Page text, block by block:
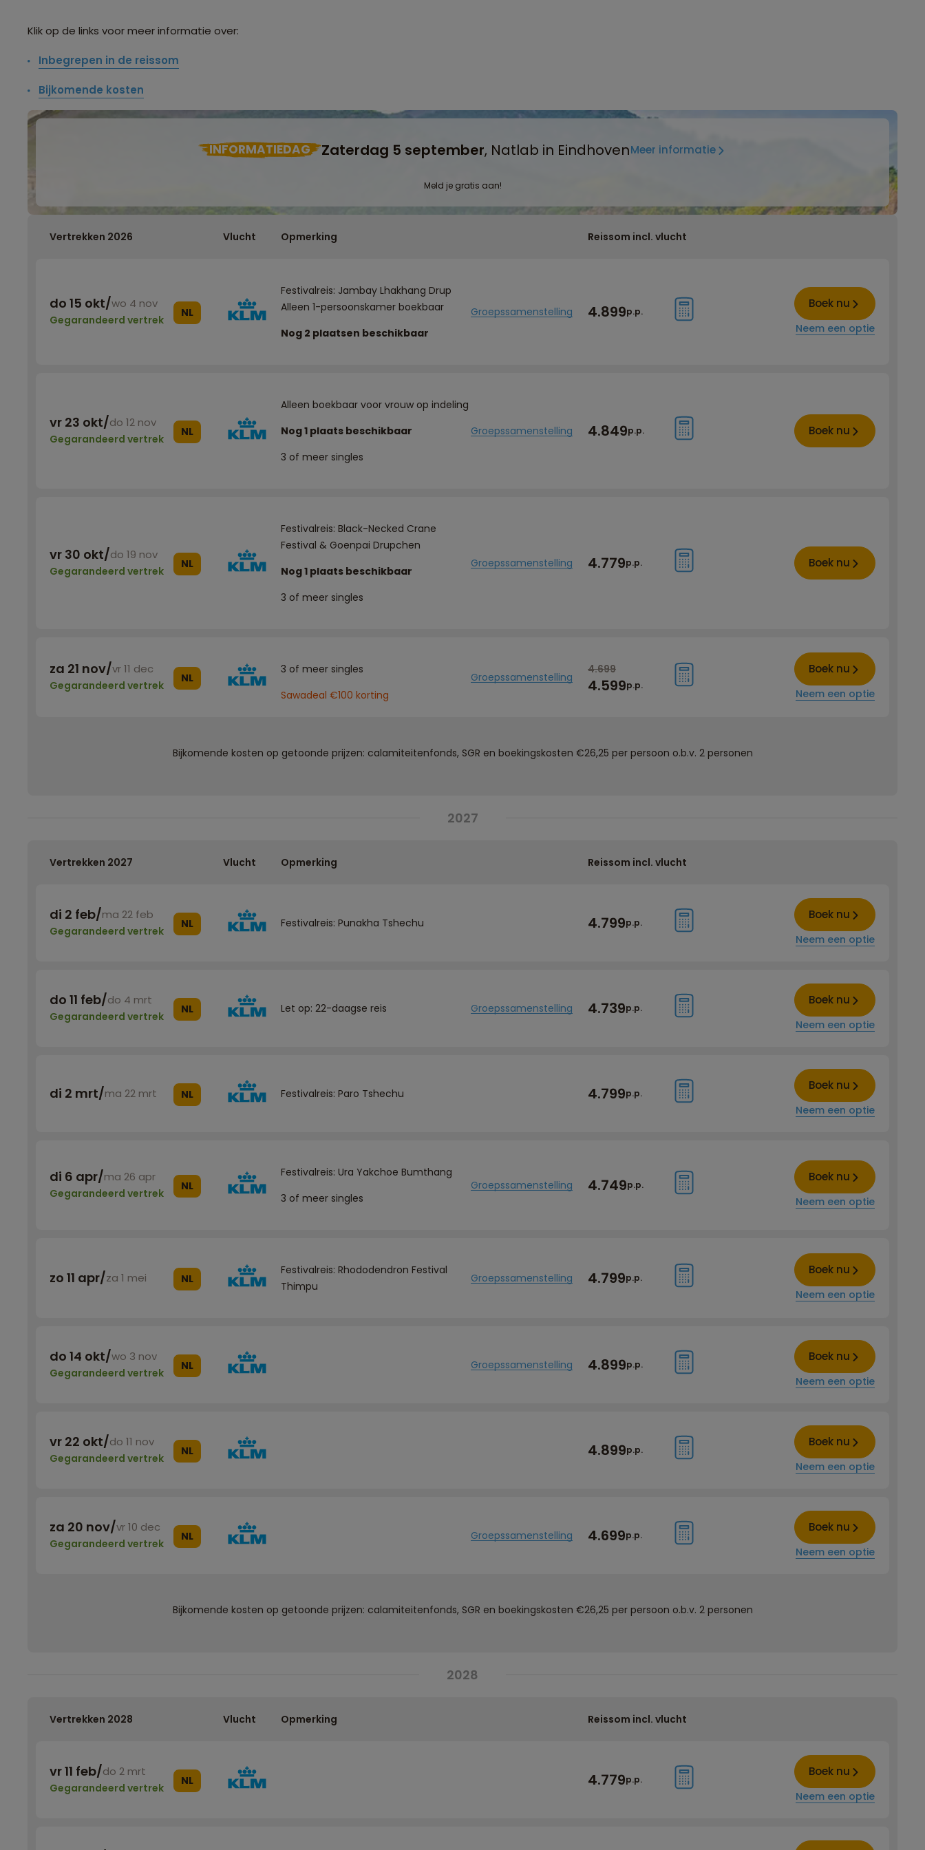
Klik op de links voor meer informatie over:
Inbegrepen in de reissom
Bijkomende kosten
INFORMATIEDAG Zaterdag 5 september, Natlab in EindhovenMeer informatie
Meld je gratis aan!
Vertrekken 2026 Vlucht Opmerking Reissom incl. vlucht
do 15 okt/wo 4 nov
Gegarandeerd vertrek
NL
Festivalreis: Jambay Lhakhang Drup
Alleen 1-persoonskamer boekbaar
Nog 2 plaatsen beschikbaar
Groepssamenstelling 4.899p.p.
Boek nu
Neem een optie
vr 23 okt/do 12 nov
Gegarandeerd vertrek
NL
Alleen boekbaar voor vrouw op indeling
Nog 1 plaats beschikbaar
3 of meer singles
Groepssamenstelling 4.849p.p. Boek nu
vr 30 okt/do 19 nov
Gegarandeerd vertrek
NL
Festivalreis: Black-Necked Crane
Festival & Goenpai Drupchen
Nog 1 plaats beschikbaar
3 of meer singles
Groepssamenstelling 4.779p.p. Boek nu
za 21 nov/vr 11 dec
Gegarandeerd vertrek
NL
3 of meer singles
Sawadeal €100 korting
Groepssamenstelling
4.699
4.599p.p.
Boek nu
Neem een optie
Bijkomende kosten op getoonde prijzen: calamiteitenfonds, SGR en boekingskosten €26,25 per persoon o.b.v. 2 personen
2027
Vertrekken 2027 Vlucht Opmerking Reissom incl. vlucht
di 2 feb/ma 22 feb
Gegarandeerd vertrek
NL Festivalreis: Punakha Tshechu 4.799p.p.
Boek nu
Neem een optie
do 11 feb/do 4 mrt
Gegarandeerd vertrek
NL Let op: 22-daagse reis Groepssamenstelling 4.739p.p.
Boek nu
Neem een optie
di 2 mrt/ma 22 mrt NL Festivalreis: Paro Tshechu 4.799p.p.
Boek nu
Neem een optie
di 6 apr/ma 26 apr
Gegarandeerd vertrek
NL
Festivalreis: Ura Yakchoe Bumthang
3 of meer singles
Groepssamenstelling 4.749p.p.
Boek nu
Neem een optie
zo 11 apr/za 1 mei NL
Festivalreis: Rhododendron Festival
Thimpu
Groepssamenstelling 4.799p.p.
Boek nu
Neem een optie
do 14 okt/wo 3 nov
Gegarandeerd vertrek
NL Groepssamenstelling 4.899p.p.
Boek nu
Neem een optie
vr 22 okt/do 11 nov
Gegarandeerd vertrek
NL 4.899p.p.
Boek nu
Neem een optie
za 20 nov/vr 10 dec
Gegarandeerd vertrek
NL Groepssamenstelling 4.699p.p.
Boek nu
Neem een optie
Bijkomende kosten op getoonde prijzen: calamiteitenfonds, SGR en boekingskosten €26,25 per persoon o.b.v. 2 personen
2028
Vertrekken 2028 Vlucht Opmerking Reissom incl. vlucht
vr 11 feb/do 2 mrt
Gegarandeerd vertrek
NL 4.779p.p.
Boek nu
Neem een optie